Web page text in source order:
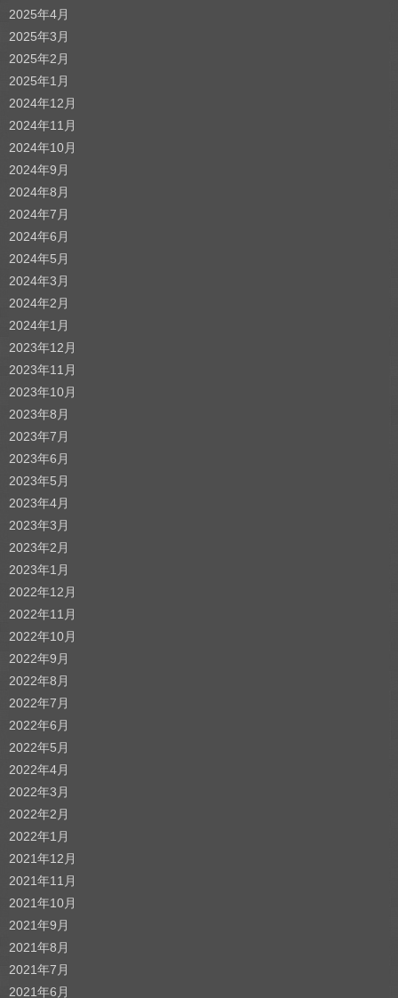
2025年4月
2025年3月
2025年2月
2025年1月
2024年12月
2024年11月
2024年10月
2024年9月
2024年8月
2024年7月
2024年6月
2024年5月
2024年3月
2024年2月
2024年1月
2023年12月
2023年11月
2023年10月
2023年8月
2023年7月
2023年6月
2023年5月
2023年4月
2023年3月
2023年2月
2023年1月
2022年12月
2022年11月
2022年10月
2022年9月
2022年8月
2022年7月
2022年6月
2022年5月
2022年4月
2022年3月
2022年2月
2022年1月
2021年12月
2021年11月
2021年10月
2021年9月
2021年8月
2021年7月
2021年6月